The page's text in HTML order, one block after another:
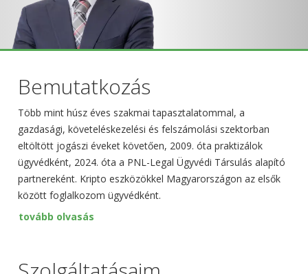
Bemutatkozás
Több mint húsz éves szakmai tapasztalatommal, a
gazdasági, követeléskezelési és felszámolási szektorban
eltöltött jogászi éveket követően, 2009. óta praktizálok
ügyvédként, 2024. óta a PNL-Legal Ügyvédi Társulás alapító
partnereként. Kripto eszközökkel Magyarországon az elsők
között foglalkozom ügyvédként.
tovább olvasás